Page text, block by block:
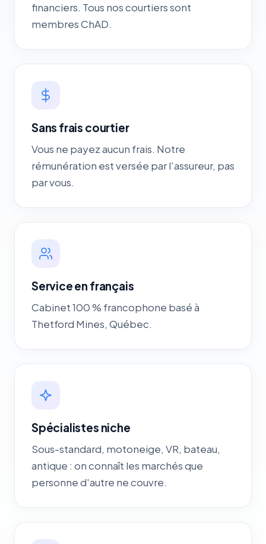
financiers. Tous nos courtiers sont
membres ChAD.
Sans frais courtier
Vous ne payez aucun frais. Notre
rémunération est versée par l'assureur, pas
par vous.
Service en français
Cabinet 100 % francophone basé à
Thetford Mines, Québec.
Spécialistes niche
Sous-standard, motoneige, VR, bateau,
antique : on connaît les marchés que
personne d'autre ne couvre.